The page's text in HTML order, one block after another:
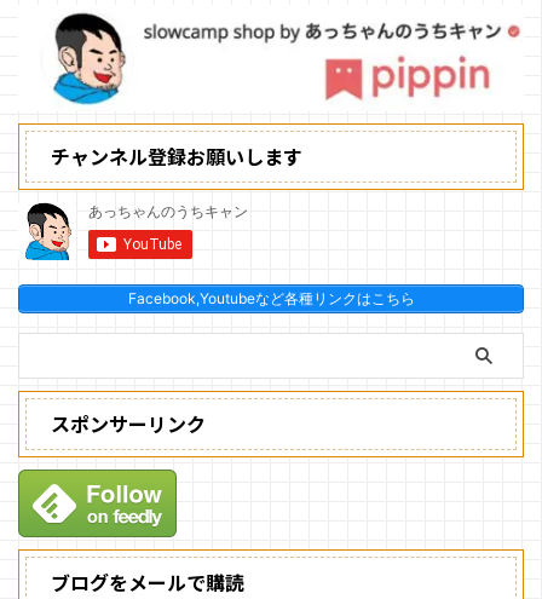
チャンネル登録お願いします
Facebook,Youtubeなど各種リンクはこちら
スポンサーリンク
ブログをメールで購読